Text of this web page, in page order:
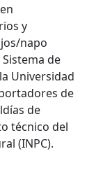
y
napo
de
Universidad
de
de
técnico del
(INPC).